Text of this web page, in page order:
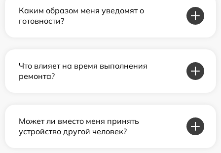
Каким образом меня уведомят о
готовности?
Что влияет на время выполнения
ремонта?
Может ли вместо меня принять
устройство другой человек?